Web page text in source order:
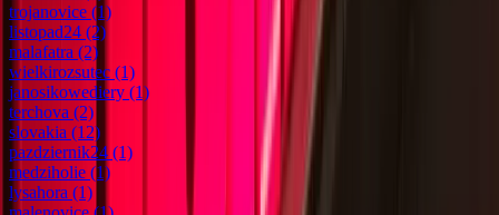
trojanovice (1)
listopad24 (2)
malafatra (2)
wielkirozsutec (1)
janosikowediery (1)
terchova (2)
slovakia (12)
pazdziernik24 (1)
medziholie (1)
lysahora (1)